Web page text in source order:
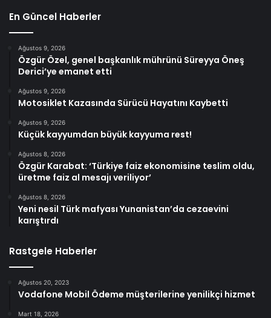
En Güncel Haberler
Ağustos 9, 2026
Özgür Özel, genel başkanlık mührünü Süreyya Öneş
Derici’ye emanet etti
Ağustos 9, 2026
Motosiklet Kazasında Sürücü Hayatını Kaybetti
Ağustos 9, 2026
Küçük kayyumdan büyük kayyuma rest!
Ağustos 8, 2026
Özgür Karabat: ‘Türkiye faiz ekonomisine teslim oldu,
üretme faiz al mesajı veriliyor’
Ağustos 8, 2026
Yeni nesil Türk mafyası Yunanistan’da cezaevini
karıştırdı
Rastgele Haberler
Ağustos 20, 2023
Vodafone Mobil Ödeme müşterilerine yenilikçi hizmet
Mart 18, 2026